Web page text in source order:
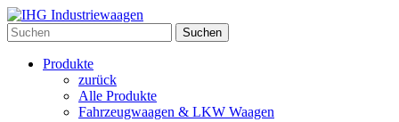
Suchen
Produkte
zurück
Alle Produkte
Fahrzeugwaagen & LKW Waagen